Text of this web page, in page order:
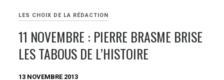
LES CHOIX DE LA RÉDACTION
11 NOVEMBRE : PIERRE BRASME BRISE
LES TABOUS DE L’HISTOIRE
13 NOVEMBRE 2013